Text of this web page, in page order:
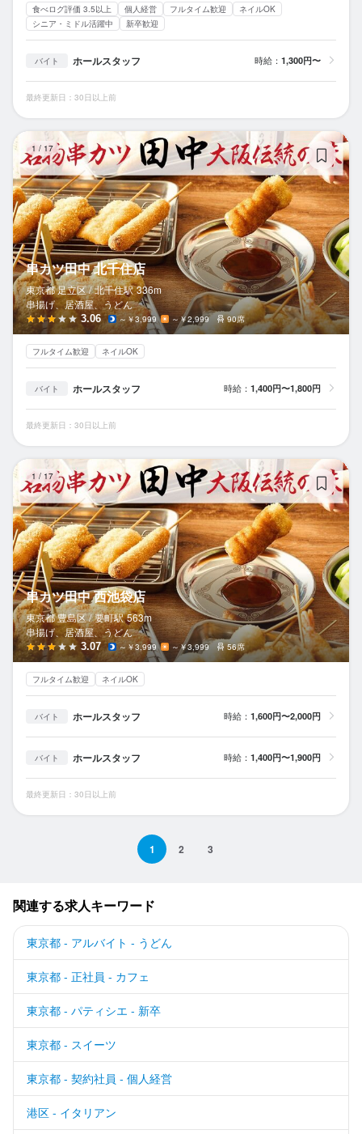
食べログ評価 3.5以上 個人経営 フルタイム歓迎
ネイルOK
シニア・ミドル活躍中
新卒歓迎
バイト ホールスタッフ 時給： 1,300円〜
最終更新日：30日以上前
1 / 17
串カツ田中 北千住店
東京都 足立区 / 北千住駅 336m
串揚げ、居酒屋、うどん
3.06 ～￥3,999 ～￥2,999 90席
フルタイム歓迎 ネイルOK
バイト ホールスタッフ 時給： 1,400円〜1,800円
最終更新日：30日以上前
1 / 17
串カツ田中 西池袋店
東京都 豊島区 / 要町駅 563m
串揚げ、居酒屋、うどん
3.07 ～￥3,999 ～￥3,999 56席
フルタイム歓迎 ネイルOK
バイト ホールスタッフ 時給： 1,600円〜2,000円
バイト ホールスタッフ 時給： 1,400円〜1,900円
最終更新日：30日以上前
1 2 3
関連する求人キーワード
東京都 - アルバイト - うどん
東京都 - 正社員 - カフェ
東京都 - パティシエ - 新卒
東京都 - スイーツ
東京都 - 契約社員 - 個人経営
港区 - イタリアン